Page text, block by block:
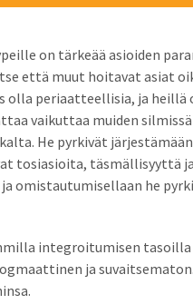
on tärkeää asioiden
että muut hoitavat asiat
olla periaatteellisia, ja heillä
vaikuttaa muiden
He pyrkivät
tosiasioita, täsmällisyyttä
omistautumisellaan he
integroitumisen
ja